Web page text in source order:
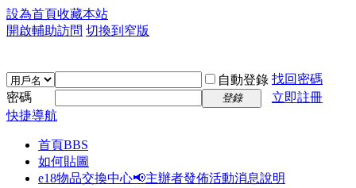
設為首頁收藏本站
開啟輔助訪問 切換到窄版
自動登錄 找回密碼
密碼
登錄
立即註冊
快捷導航
首頁BBS
如何貼圖
e18物品交換中心📢主辦者發佈活動消息說明